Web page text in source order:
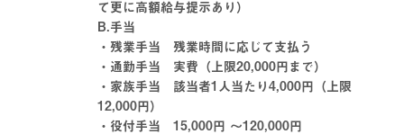
て更に高額給与提示あり）
B.手当
・残業手当 残業時間に応じて支払う
・通勤手当 実費（上限20,000円まで）
・家族手当 該当者1人当たり4,000円（上限
12,000円）
・役付手当 15,000円 ～120,000円